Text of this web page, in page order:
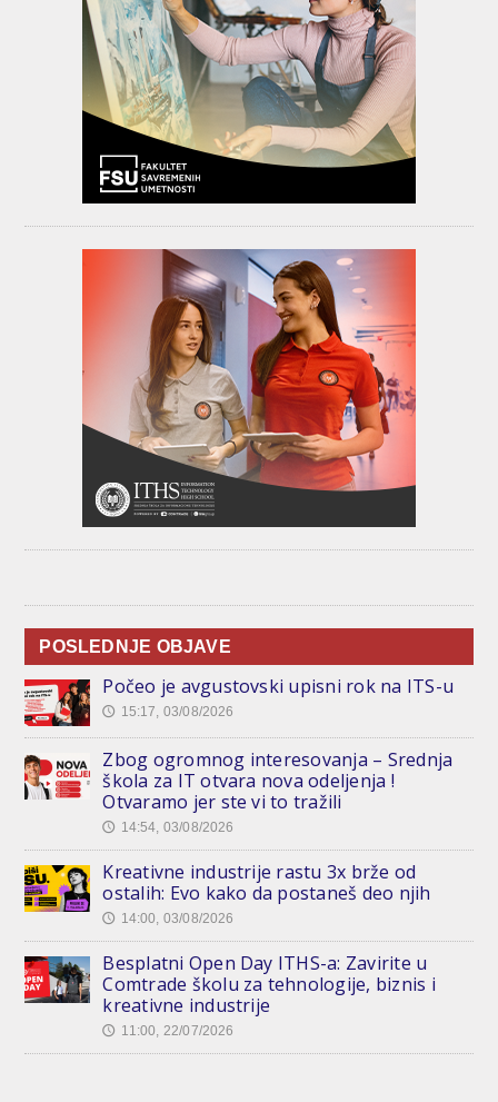
POSLEDNJE OBJAVE
Počeo je avgustovski upisni rok na ITS-u
🕔 15:17, 03/08/2026
Zbog ogromnog interesovanja – Srednja
škola za IT otvara nova odeljenja !
Otvaramo jer ste vi to tražili
🕔 14:54, 03/08/2026
Kreativne industrije rastu 3x brže od
ostalih: Evo kako da postaneš deo njih
🕔 14:00, 03/08/2026
Besplatni Open Day ITHS-a: Zavirite u
Comtrade školu za tehnologije, biznis i
kreativne industrije
🕔 11:00, 22/07/2026